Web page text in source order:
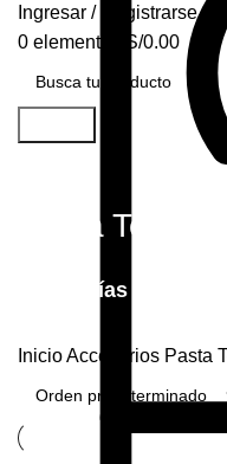
Ingresar / Registrarse
0 elementos S/0.00
Pasta Termica
Categorías
InicioAccesorios Pasta